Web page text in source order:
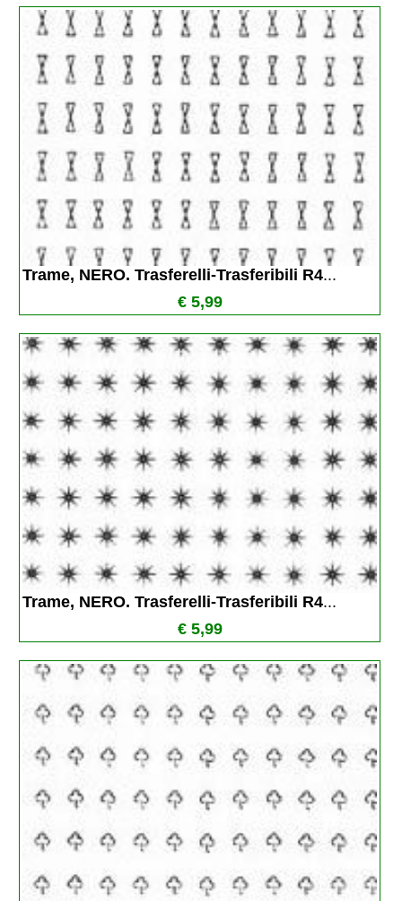
Trame, NERO. Trasferelli-Trasferibili R4...
€ 5,99
Trame, NERO. Trasferelli-Trasferibili R4...
€ 5,99